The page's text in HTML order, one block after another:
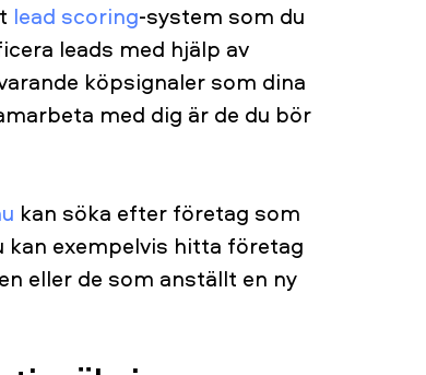
lead scoring-system som du
leads med hjälp av
köpsignaler som dina
med dig är de du bör
kan söka efter företag som
kan exempelvis hitta företag
eller de som anställt en ny